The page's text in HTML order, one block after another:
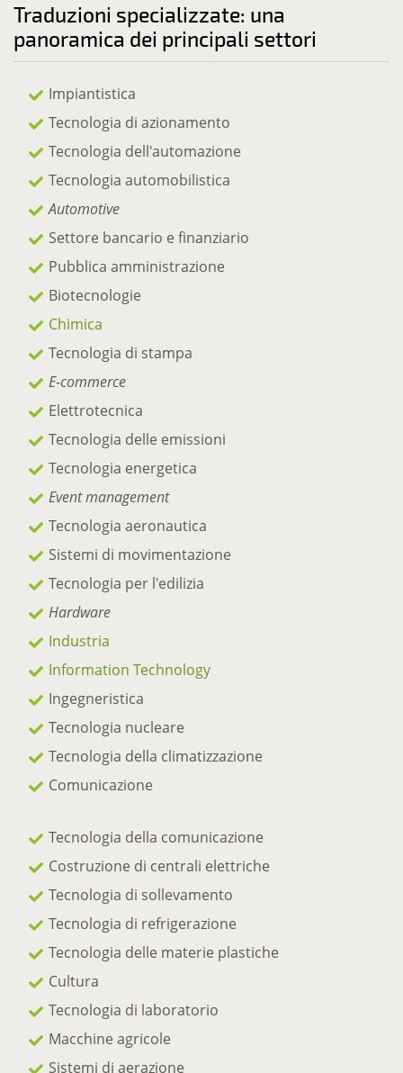
Traduzioni specializzate: una
panoramica dei principali settori
Impiantistica
Tecnologia di azionamento
Tecnologia dell'automazione
Tecnologia automobilistica
Automotive
Settore bancario e finanziario
Pubblica amministrazione
Biotecnologie
Chimica
Tecnologia di stampa
E-commerce
Elettrotecnica
Tecnologia delle emissioni
Tecnologia energetica
Event management
Tecnologia aeronautica
Sistemi di movimentazione
Tecnologia per l'edilizia
Hardware
Industria
Information Technology
Ingegneristica
Tecnologia nucleare
Tecnologia della climatizzazione
Comunicazione
Tecnologia della comunicazione
Costruzione di centrali elettriche
Tecnologia di sollevamento
Tecnologia di refrigerazione
Tecnologia delle materie plastiche
Cultura
Tecnologia di laboratorio
Macchine agricole
Sistemi di aerazione